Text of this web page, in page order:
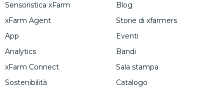
Sensoristica xFarm
xFarm Agent
App
Analytics
xFarm Connect
Sostenibilità
Blog
Storie di xfarmers
Eventi
Bandi
Sala stampa
Catalogo